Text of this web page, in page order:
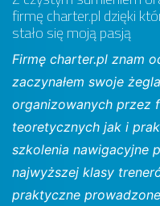
firmę charter.pl dzięki
stało się moją pasją
Firmę charter.pl znam
zaczynałem swoje
organizowanych przez
teoretycznych jak i
szkolenia nawigacyjne
najwyższej klasy
praktyczne